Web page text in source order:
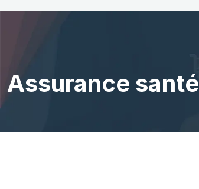
Assurance santé